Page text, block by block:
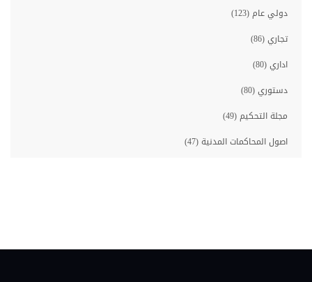
دولي عام (123)
تجاري (86)
اداري (80)
دستوري (80)
مجلة التحكيم (49)
اصول المحاكمات المدنية (47)